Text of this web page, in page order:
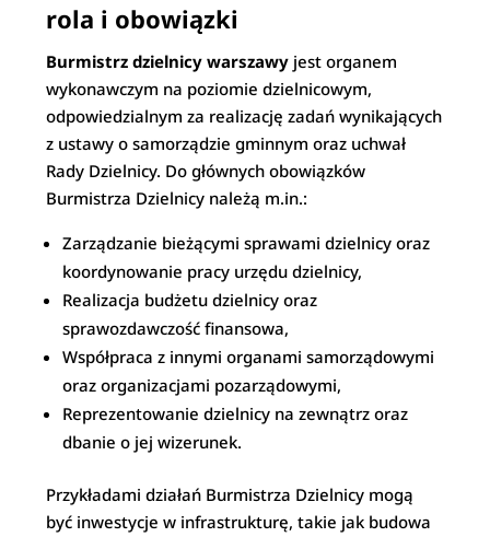
rola i obowiązki
Burmistrz dzielnicy warszawy jest organem
wykonawczym na poziomie dzielnicowym,
odpowiedzialnym za realizację zadań wynikających
z ustawy o samorządzie gminnym oraz uchwał
Rady Dzielnicy. Do głównych obowiązków
Burmistrza Dzielnicy należą m.in.:
Zarządzanie bieżącymi sprawami dzielnicy oraz
koordynowanie pracy urzędu dzielnicy,
Realizacja budżetu dzielnicy oraz
sprawozdawczość finansowa,
Współpraca z innymi organami samorządowymi
oraz organizacjami pozarządowymi,
Reprezentowanie dzielnicy na zewnątrz oraz
dbanie o jej wizerunek.
Przykładami działań Burmistrza Dzielnicy mogą
być inwestycje w infrastrukturę, takie jak budowa